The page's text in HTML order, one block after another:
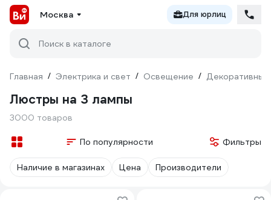
Москва Для юрлиц
Поиск в каталоге
Главная / Электрика и свет / Освещение / Декоративный
Люстры на 3 лампы
3000 товаров
По популярности Фильтры
Наличие в магазинах Цена Производители